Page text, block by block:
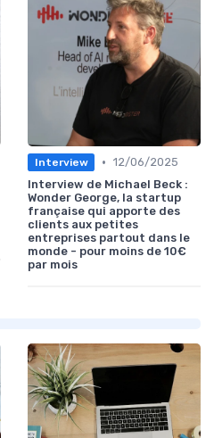
Interview • 12/06/2025
Interview de Michael Beck :
Wonder George, la startup
française qui apporte des
clients aux petites
entreprises partout dans le
monde - pour moins de 10€
par mois